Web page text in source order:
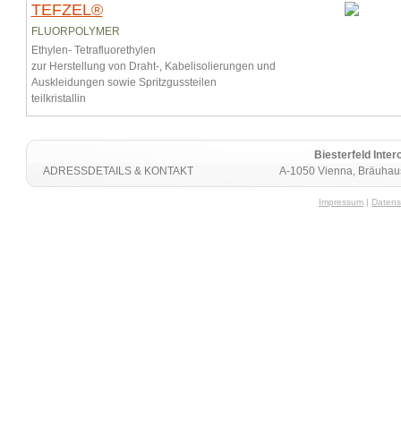
TEFZEL®
FLUORPOLYMER
Ethylen- Tetrafluorethylen
zur Herstellung von Draht-, Kabelisolierungen und
Auskleidungen sowie Spritzgussteilen
teilkristallin
Biesterfeld
A-1050 Vienna,
ADRESSDETAILS & KONTAKT
Impressum |